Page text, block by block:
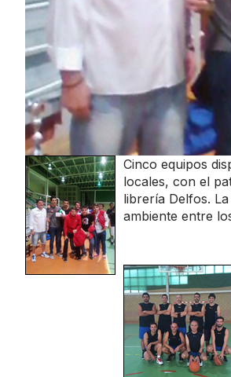
Cinco equipos
locales, con el
librería Delfos.
ambiente entre